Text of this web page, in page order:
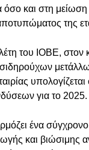
όσο και στη μείωση
της
του ΙΟΒΕ, στον
για το 2025.
ένα σύγχρονο
και βιώσιμης